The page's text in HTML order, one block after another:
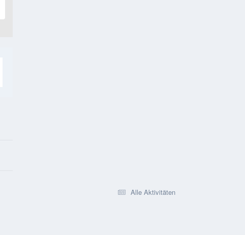
Alle Aktivitäten